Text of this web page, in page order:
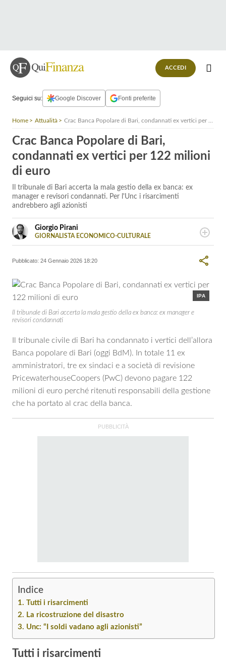
ACCEDI
Seguici su: Google Discover Fonti preferite
Home Attualità Crac Banca Popolare di Bari, condannati ex vertici per 122 milioni di euro
Crac Banca Popolare di Bari,
condannati ex vertici per 122 milioni
di euro
Il tribunale di Bari accerta la mala gestio della ex banca: ex
manager e revisori condannati. Per l'Unc i risarcimenti
andrebbero agli azionisti
Giorgio Pirani
GIORNALISTA ECONOMICO-CULTURALE
Giornalista professionista esperto di tematiche di
testate giornalistiche a livello nazionale.
Pubblicato: 24 Gennaio 2026 18:20
IPA
Il tribunale di Bari accerta la mala gestio della ex banca: ex manager e
revisori condannati
Il tribunale civile di Bari ha condannato i vertici dell’allora
Banca popolare di Bari (oggi BdM). In totale 11 ex
amministratori, tre ex sindaci e a società di revisione
PricewaterhouseCoopers (PwC) devono pagare 122
milioni di euro perché ritenuti responsabili della gestione
che ha portato al crac della banca.
Indice
Tutti i risarcimenti
La ricostruzione del disastro
Unc: “I soldi vadano agli azionisti”
Tutti i risarcimenti